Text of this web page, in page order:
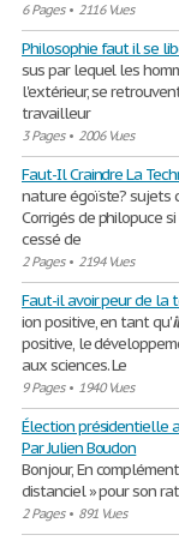
6 Pages• 2116 Vues
Philosophie faut il se
sus par lequel les
l'extérieur, se
travailleur
3 Pages• 2006 Vues
Faut-Il Craindre La
nature égoïste? sujets
Corrigés de philopuce
cessé de
2 Pages• 2194 Vues
Faut-il avoir peur de la
ion positive, en tant qu'il
positive, le
aux sciences. Le
9 Pages• 1940 Vues
Élection présidentielle
Par Julien Boudon
Bonjour, En
distanciel » pour son
2 Pages• 891 Vues